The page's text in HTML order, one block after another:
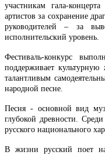
участникам гала-
артистов за сохранение
руководителей – за
исполнительский уровень.
Фестиваль-конкурс
поддерживает
талантливым
народной песне.
Песня - основной вид
глубокой древности.
русского национального
В жизни русский поет